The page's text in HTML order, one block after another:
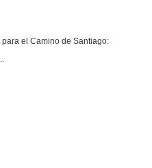
el Camino de Santiago: